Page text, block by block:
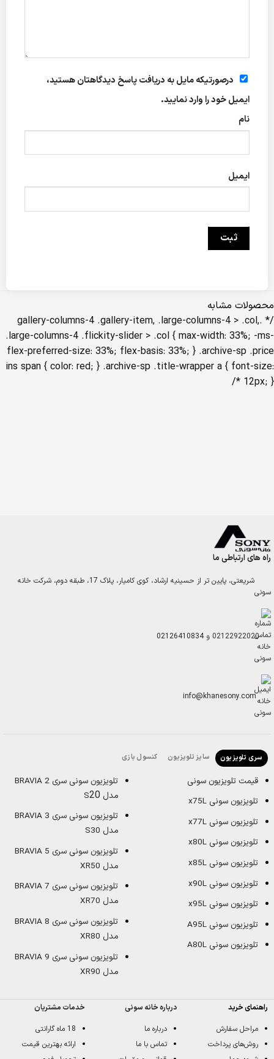
درصورتیکه مایل به دریافت پاسخ دیدگاهتان هستید،
ایمیل خود را وارد نمایید.
نام
ایمیل
محصولات مشابه
راه های ارتباطی ما
شریعتی، پایین تر از حسینیه ارشاد، کوی کامیار، پلاک 17، طبقه دوم، شرکت خانه
سونی
02122922020 و02126410834
info@khanesony.com
سری تلویزیون سایز تلویزیون کنسول بازی
قیمت تلویزیون سونی
تلویزیون سونی x75L
تلویزیون سونی x77L
تلویزیون سونی x80L
تلویزیون سونی x85L
تلویزیون سونی x90L
تلویزیون سونی x95L
تلویزیون سونی A95L
تلویزیون سونی A80L
تلویزیون سونی سری BRAVIA 2
مدل S 20
تلویزیون سونی سری BRAVIA 3
مدل S30
تلویزیون سونی سری BRAVIA 5
مدل XR50
تلویزیون سونی سری BRAVIA 7
مدل XR70
تلویزیون سونی سری BRAVIA 8
مدل XR80
تلویزیون سونی سری BRAVIA 9
مدل XR90
راهنمای خرید
مراحل سفارش
روش‌های پرداخت
درباره خانه سونی
درباره ما
تماس با ما
خدمات مشتریان
18 ماه گارانتی
ارائه بهترین قیمت